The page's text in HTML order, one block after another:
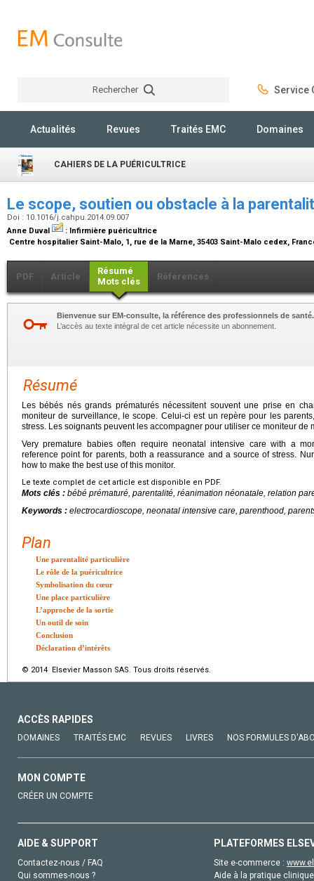
Rechercher Service
Actualités Revues Traités EMC Domaines
CAHIERS DE LA PUÉRICULTRICE
Le scope, soutien ou obstacle à la
Doi : 10.1016/j.cahpu.2014.09.007
Anne Duval
: Infirmière puéricultrice
Centre hospitalier Saint-Malo, 1, rue de la Marne, 35403 Saint-Malo cedex,
PDF Article
Résumé
Mots clés
Références
Bienvenue sur EM-consulte, la référence des professionnels de santé.
L’accès au texte intégral de cet article nécessite un abonnement.
Résumé
Les bébés nés grands prématurés nécessitent souvent une prise en
moniteur de surveillance, le scope. Celui-ci est un repère pour les
stress. Les soignants peuvent les accompagner pour utiliser ce moniteur de
Very premature babies often require neonatal intensive care with a
reference point for parents, both a reassurance and a source of stress.
how to make the best use of this monitor.
Le texte complet de cet article est disponible en PDF.
Mots clés : bébé prématuré, parentalité, réanimation néonatale, relation
Keywords : electrocardioscope, neonatal intensive care, parenthood,
Plan
Une parentalité particulière
Le rôle de la puéricultrice
Symbolisation du cœur
Une place particulière
L’approche de la sortie
Un outil de soin
Conclusion
Déclaration d’intérêts
© 2014 Elsevier Masson SAS. Tous droits réservés.
ACCÈS RAPIDES
DOMAINES TRAITÉS EMC REVUES LIVRES NOS FORMULES
MON COMPTE
CRÉER UN COMPTE
AIDE & SUPPORT
Contactez-nous / FAQ
Qui sommes-nous ?
PLATEFORMES
Site e-commerce :
Aide à la pratique